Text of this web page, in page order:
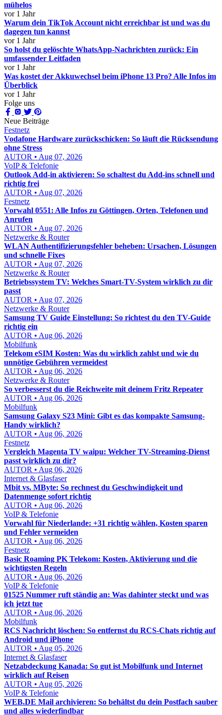
mühelos
vor 1 Jahr
Warum dein TikTok Account nicht erreichbar ist und was du
dagegen tun kannst
vor 1 Jahr
So holst du gelöschte WhatsApp-Nachrichten zurück: Ein
umfassender Leitfaden
vor 1 Jahr
Was kostet der Akkuwechsel beim iPhone 13 Pro? Alle Infos im
Überblick
vor 1 Jahr
Folge uns
Neue Beiträge
Festnetz
Vodafone Hardware zurückschicken: So läuft die Rücksendung
ohne Stress
AUTOR • Aug 07, 2026
VoIP & Telefonie
Outlook Add-in aktivieren: So schaltest du Add-ins schnell und
richtig frei
AUTOR • Aug 07, 2026
Festnetz
Vorwahl 0551: Alle Infos zu Göttingen, Orten, Telefonen und
Anrufen
AUTOR • Aug 07, 2026
Netzwerke & Router
WLAN Authentifizierungsfehler beheben: Ursachen, Lösungen
und schnelle Fixes
AUTOR • Aug 07, 2026
Netzwerke & Router
Betriebssystem TV: Welches Smart-TV-System wirklich zu dir
passt
AUTOR • Aug 07, 2026
Netzwerke & Router
Samsung TV Guide Einstellung: So richtest du den TV-Guide
richtig ein
AUTOR • Aug 06, 2026
Mobilfunk
Telekom eSIM Kosten: Was du wirklich zahlst und wie du
unnötige Gebühren vermeidest
AUTOR • Aug 06, 2026
Netzwerke & Router
So verbesserst du die Reichweite mit deinem Fritz Repeater
AUTOR • Aug 06, 2026
Mobilfunk
Samsung Galaxy S23 Mini: Gibt es das kompakte Samsung-
Handy wirklich?
AUTOR • Aug 06, 2026
Festnetz
Vergleich Magenta TV waipu: Welcher TV-Streaming-Dienst
passt wirklich zu dir?
AUTOR • Aug 06, 2026
Internet & Glasfaser
Mbit vs. MByte: So rechnest du Geschwindigkeit und
Datenmenge sofort richtig
AUTOR • Aug 06, 2026
VoIP & Telefonie
Vorwahl für Niederlande: +31 richtig wählen, Kosten sparen
und Fehler vermeiden
AUTOR • Aug 06, 2026
Festnetz
Basic Roaming PK Telekom: Kosten, Aktivierung und die
wichtigsten Regeln
AUTOR • Aug 06, 2026
VoIP & Telefonie
01525 Nummer ruft ständig an: Was dahinter steckt und was
ich jetzt tue
AUTOR • Aug 06, 2026
Mobilfunk
RCS Nachricht löschen: So entfernst du RCS-Chats richtig auf
Android und iPhone
AUTOR • Aug 05, 2026
Internet & Glasfaser
Netzabdeckung Kanada: So gut ist Mobilfunk und Internet
wirklich auf Reisen
AUTOR • Aug 05, 2026
VoIP & Telefonie
WEB.DE Mail archivieren: So behältst du dein Postfach sauber
und alles wiederfindbar